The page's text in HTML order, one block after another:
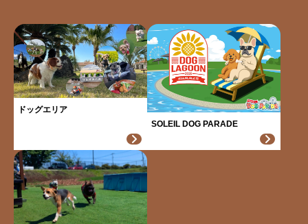
ドッグエリア
SOLEIL DOG PARADE